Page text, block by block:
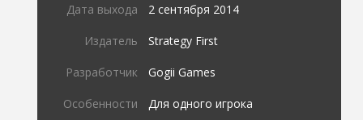
Дата выхода 2 сентября 2014
Издатель Strategy First
Разработчик Gogii Games
Особенности Для одного игрока